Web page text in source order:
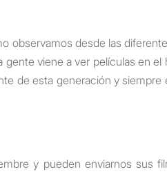
observamos desde las
viene a ver películas en el
de esta generación y siempre
y pueden enviarnos sus